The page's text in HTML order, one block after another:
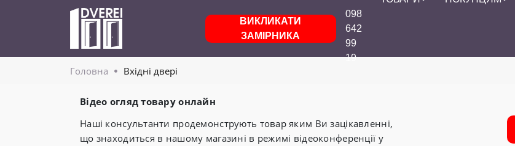
ВИКЛИКАТИ
ЗАМІРНИКА
098
642
99
19
Головнa Вхідні двері
Відео огляд товару онлайн
Наші консультанти продемонструють товар яким Ви зацікавленні,
що знаходиться в нашому магазині в режимі відеоконференції у